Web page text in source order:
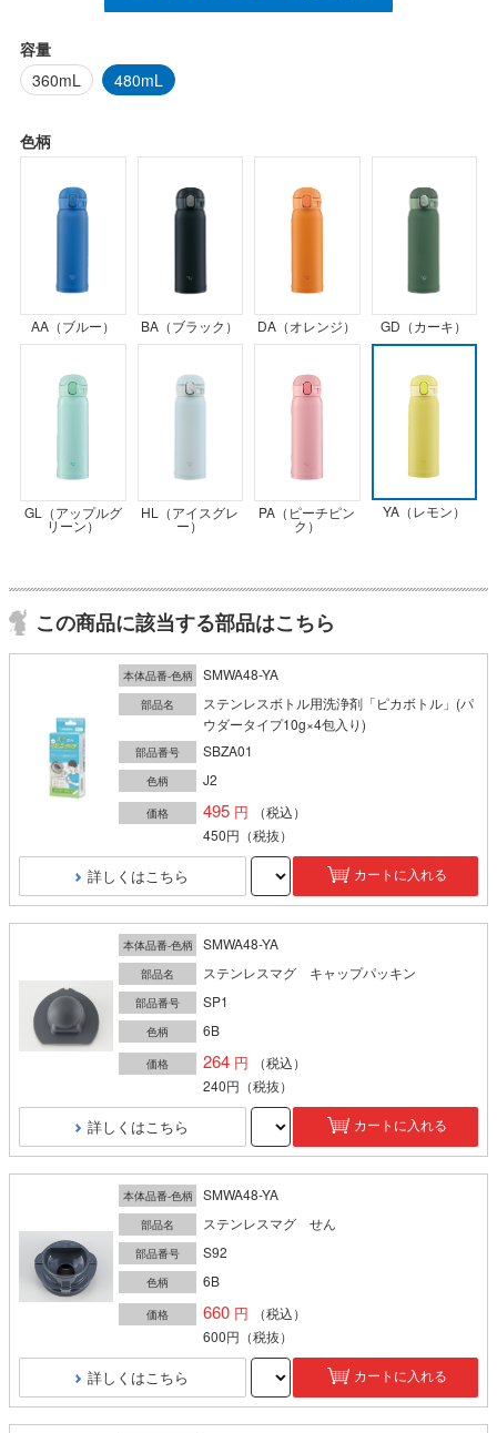
容量
360mL
480mL
色柄
AA（ブルー） BA（ブラック） DA（オレンジ） GD（カーキ）
GL（アップルグ
リーン）
HL（アイスグレ
ー）
PA（ピーチピン
ク）
YA（レモン）
この商品に該当する部品はこちら
本体品番-色柄 SMWA48-YA
部品名
ステンレスボトル用洗浄剤「ピカボトル」(パ
ウダータイプ10g×4包入り)
部品番号 SBZA01
色柄 J2
価格 495
（税込）
450円 （税抜）
詳しくはこちら カートに入れる
本体品番-色柄 SMWA48-YA
部品名 ステンレスマグ キャップパッキン
部品番号 SP1
色柄 6B
価格 264
（税込）
240円 （税抜）
詳しくはこちら カートに入れる
本体品番-色柄 SMWA48-YA
部品名 ステンレスマグ せん
部品番号 S92
色柄 6B
価格 660
（税込）
600円 （税抜）
詳しくはこちら カートに入れる